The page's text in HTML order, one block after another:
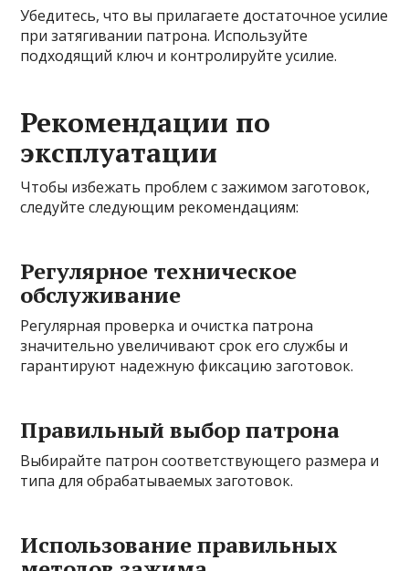
Убедитесь, что вы прилагаете достаточное усилие
при затягивании патрона. Используйте
подходящий ключ и контролируйте усилие.
Рекомендации по
эксплуатации
Чтобы избежать проблем с зажимом заготовок,
следуйте следующим рекомендациям:
Регулярное техническое
обслуживание
Регулярная проверка и очистка патрона
значительно увеличивают срок его службы и
гарантируют надежную фиксацию заготовок.
Правильный выбор патрона
Выбирайте патрон соответствующего размера и
типа для обрабатываемых заготовок.
Использование правильных